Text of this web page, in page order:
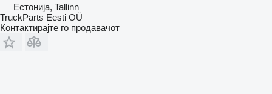
Естонија, Tallinn
TruckParts Eesti OÜ
Контактирајте го продавачот